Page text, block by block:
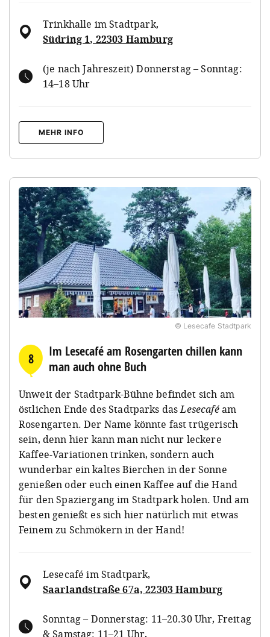
Trinkhalle im Stadtpark,
Südring 1, 22303 Hamburg
(je nach Jahreszeit) Donnerstag – Sonntag:
14–18 Uhr
MEHR INFO
© Lesecafe Stadtpark
8
Im Lesecafé am Rosengarten chillen kann
man auch ohne Buch
Unweit der Stadtpark-Bühne befindet sich am
östlichen Ende des Stadtparks dasLesecaféam
Rosengarten. Der Name könnte fast trügerisch
sein, denn hier kann man nicht nur leckere
Kaffee-Variationen trinken, sondern auch
wunderbar ein kaltes Bierchen in der Sonne
genießen oder euch einen Kaffee auf die Hand
für den Spaziergang im Stadtpark holen. Und am
besten genießt es sich hier natürlich mit etwas
Feinem zu Schmökern in der Hand!
Lesecafé im Stadtpark,
Saarlandstraße 67a, 22303 Hamburg
Sonntag – Donnerstag: 11–20.30 Uhr, Freitag
& Samstag: 11–21 Uhr,